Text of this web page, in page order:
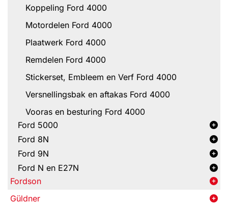
Koppeling Ford 4000
Motordelen Ford 4000
Plaatwerk Ford 4000
Remdelen Ford 4000
Stickerset, Embleem en Verf Ford 4000
Versnellingsbak en aftakas Ford 4000
Vooras en besturing Ford 4000
Ford 5000
Ford 8N
Ford 9N
Ford N en E27N
Fordson
Güldner